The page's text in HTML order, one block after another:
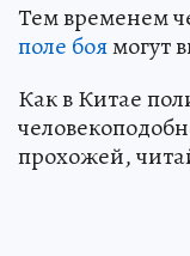
Тем временем
поле боямогут
Как в Китае
прохожей,